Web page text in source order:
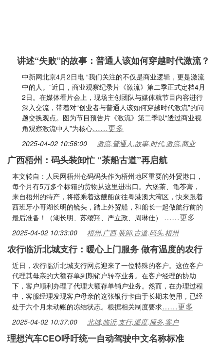
讲述“失败”的故事：普通人该如何穿越时代激流？
中新网北京4月2日电 “我们关注的不仅是商业逻辑，更是激流
中的人。”近日，商业观察纪录片《激流》第二季正式定档4月
2日。在媒体看片会上，现场主创团队与媒体就节目内容进行
深入交流，带着对“创业者与普通人该如何穿越时代激流”的问
题交换观点。图为节目预告片《激流》第二季以“透过商业视
角观察激流中人”为核心……更多
2025-04-02 10:56:00 激流,普通人,故事,时代,激流,商业
广西梧州：码头装卸忙 “茶船古道”再启航
本文转自：人民网梧州仓码码头作为梧州地区重要的外贸港口，
每个月有5万多个标箱的货物从这里进出口。六堡茶、龟苓膏，
来自梧州的特产，将搭乘着这艘船前往粤港澳大湾区，快来跟着
西班牙小哥湖长明的镜头，踏上外贸船，和船长一起做航行前的
最后准备！（湖长明、苏缨翔、严立政、周琳佳） ……更多
2025-04-02 10:33:00 梧州,广西,装卸,古道,码头,梧州
农行临沂北城支行：暖心上门服务 做有温度的农行
近日，农行临沂北城支行网点迎来了一位特殊的客户。这位客户
代理其母亲的大额存单到期销户转存业务。在客户经理的协助
下，客户顺利办理了代理大额存单销户业务。然而，在办理过程
中，客服经理发现客户母亲的这张银行卡由于长期未使用，已经
处于六个月未动账的冻结状态。根据相关制度要求……更多
2025-04-02 10:37:00 北城,临沂,支行,温度,服务,客户
理想汽车CEO呼吁统一自动驾驶中文名称标准